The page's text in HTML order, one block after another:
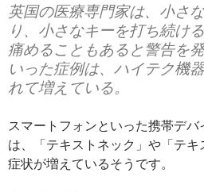
英国の医療専門家は、小さ
り、小さなキーを打ち続け
痛めることもあると警告を
いった症例は、ハイテク機
れて増えている。
スマートフォンといった携帯デ
は、「テキストネック」や「テ
症状が増えているそうです。